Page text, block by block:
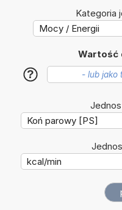
Kategoria
Wartość
?